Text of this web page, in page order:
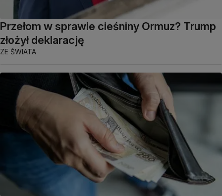
Przełom w sprawie cieśniny Ormuz? Trump
złożył deklarację
ZE ŚWIATA